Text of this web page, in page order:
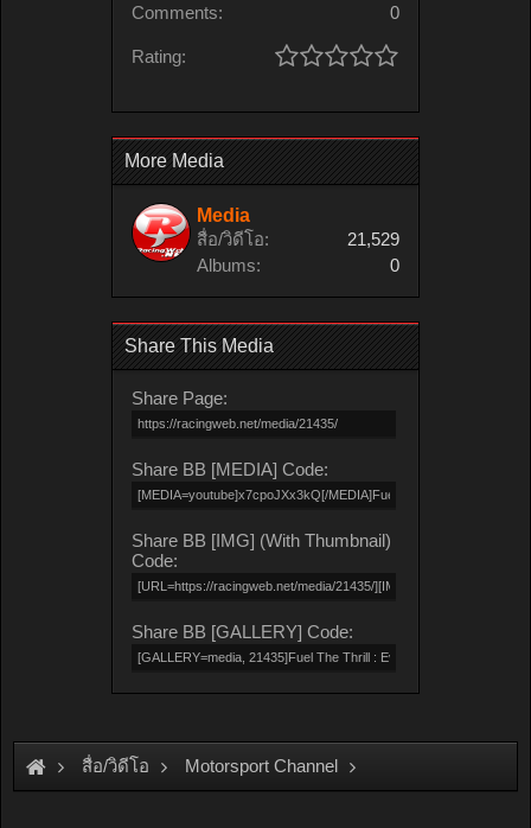
Comments:
0
Rating:
More Media
Media
สื่อ/วิดีโอ:
21,529
Albums:
0
Share This Media
Share Page:
Share BB [MEDIA] Code:
Share BB [IMG] (With Thumbnail)
Code:
Share BB [GALLERY] Code:
สื่อ/วิดีโอ Motorsport Channel